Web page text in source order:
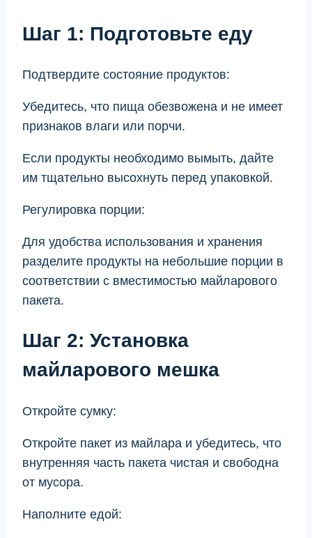
Шаг 1: Подготовьте еду
Подтвердите состояние продуктов:
Убедитесь, что пища обезвожена и не имеет
признаков влаги или порчи.
Если продукты необходимо вымыть, дайте
им тщательно высохнуть перед упаковкой.
Регулировка порции:
Для удобства использования и хранения
разделите продукты на небольшие порции в
соответствии с вместимостью майларового
пакета.
Шаг 2: Установка
майларового мешка
Откройте сумку:
Откройте пакет из майлара и убедитесь, что
внутренняя часть пакета чистая и свободна
от мусора.
Наполните едой: